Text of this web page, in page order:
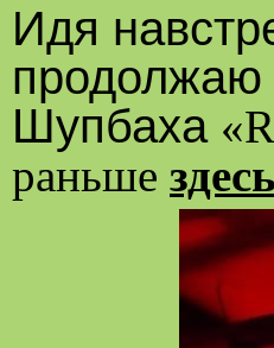
Идя
продолжаю
Шупбаха «
раньше